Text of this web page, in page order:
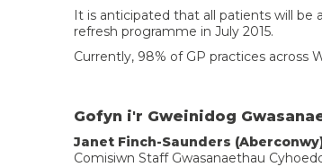
It is anticipated that all patients will
refresh programme in July 2015.
Currently, 98% of GP practices across
Gofyn i'r Gweinidog
Janet Finch-Saunders
Comisiwn Staff Gwasanaethau